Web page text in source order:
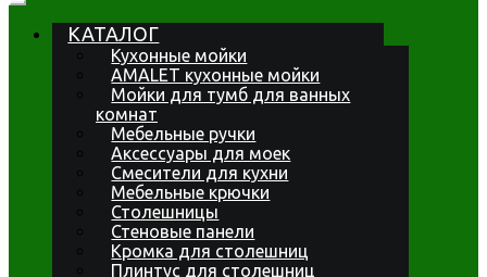
КАТАЛОГ
Кухонные мойки
AMALET кухонные мойки
Мойки для тумб для ванных
комнат
Мебельные ручки
Аксессуары для моек
Смесители для кухни
Мебельные крючки
Столешницы
Стеновые панели
Кромка для столешниц
Плинтус для столешниц